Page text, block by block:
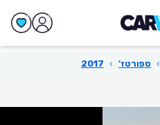
› ספורטז' ›
2017